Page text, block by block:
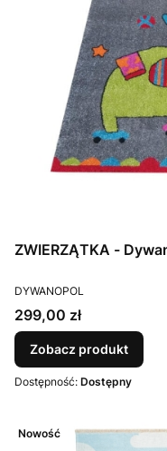
ZWIERZĄTKA -
PRODUCENT
DYWANOPOL
Cena
299,00 zł
Zobacz produkt
Dostępność: Dostępny
Nowość